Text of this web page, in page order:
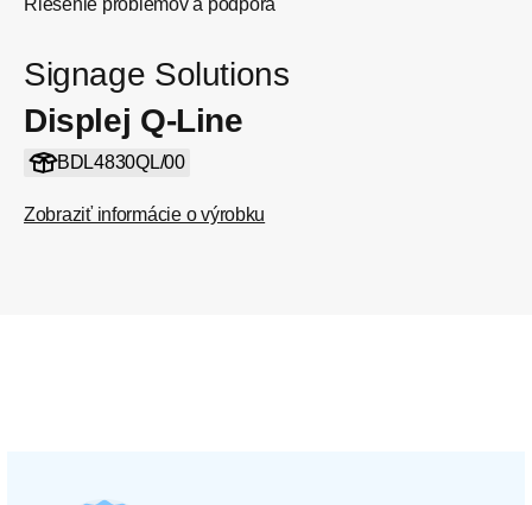
Riešenie problémov a podpora
Signage Solutions
Displej Q-Line
BDL4830QL/00
Zobraziť informácie o výrobku